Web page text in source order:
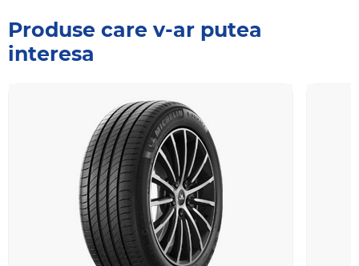
Produse care v-ar putea
interesa